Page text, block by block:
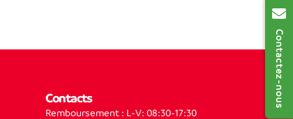
Contactez-nous
Contacts
Remboursement : L-V: 08:30-17:30